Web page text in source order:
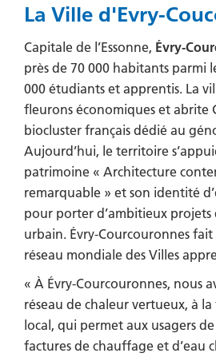
La Ville d'Evry-
Capitale de l’Essonne, Évry-
près de 70 000 habitants parmi
000 étudiants et apprentis. La
fleurons économiques et abrite
biocluster français dédié au
Aujourd’hui, le territoire
patrimoine « Architecture
remarquable » et son identité
pour porter d’ambitieux
urbain. Évry-Courcouronnes
réseau mondiale des Villes
« À Évry-Courcouronnes, nous
réseau de chaleur vertueux, à
local, qui permet aux usagers
factures de chauffage et d’eau